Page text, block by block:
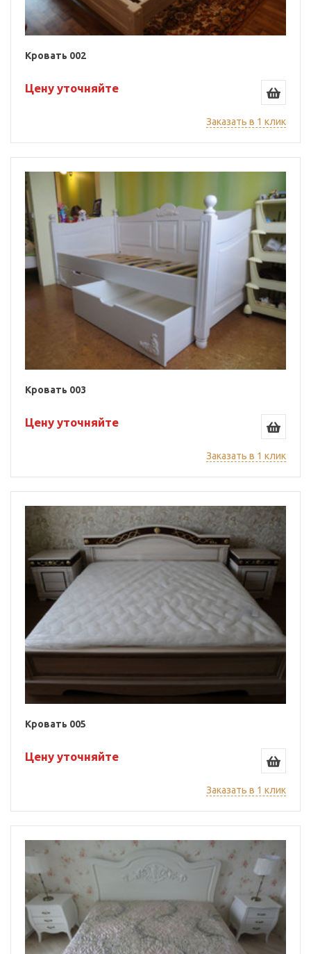
Кровать 002
Цену уточняйте
Заказать в 1 клик
Кровать 003
Цену уточняйте
Заказать в 1 клик
Кровать 005
Цену уточняйте
Заказать в 1 клик